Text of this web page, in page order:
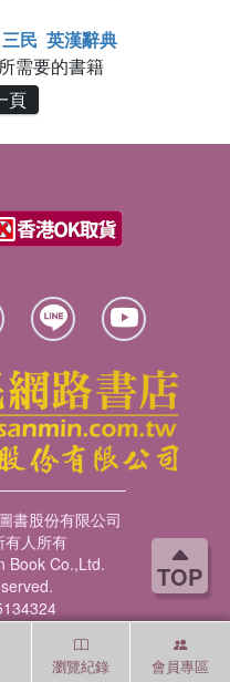
TOP
三民 英漢辭典
需要的書籍
頁
瀏覽紀錄 會員專區
書股份有限公司
有人所有
Book Co.,Ltd.